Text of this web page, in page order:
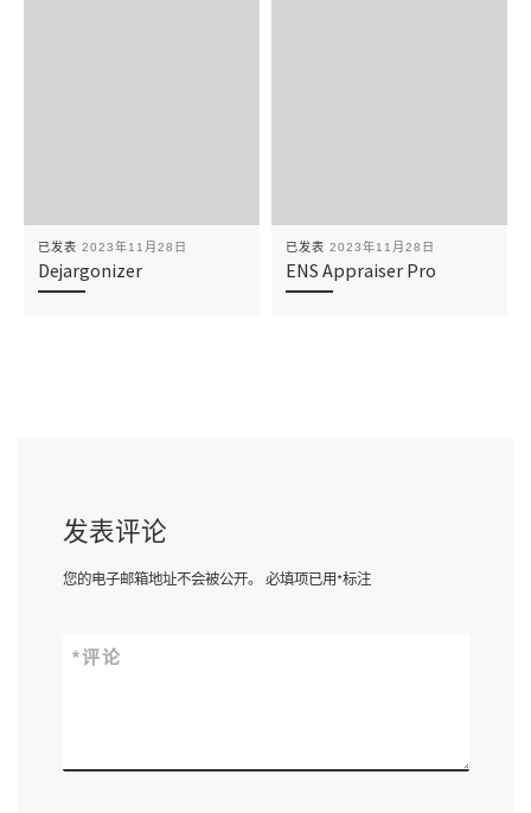
已发表 2023年11月28日
Dejargonizer
已发表 2023年11月28日
ENS Appraiser Pro
发表评论
您的电子邮箱地址不会被公开。 必填项已用*标注
评论
*